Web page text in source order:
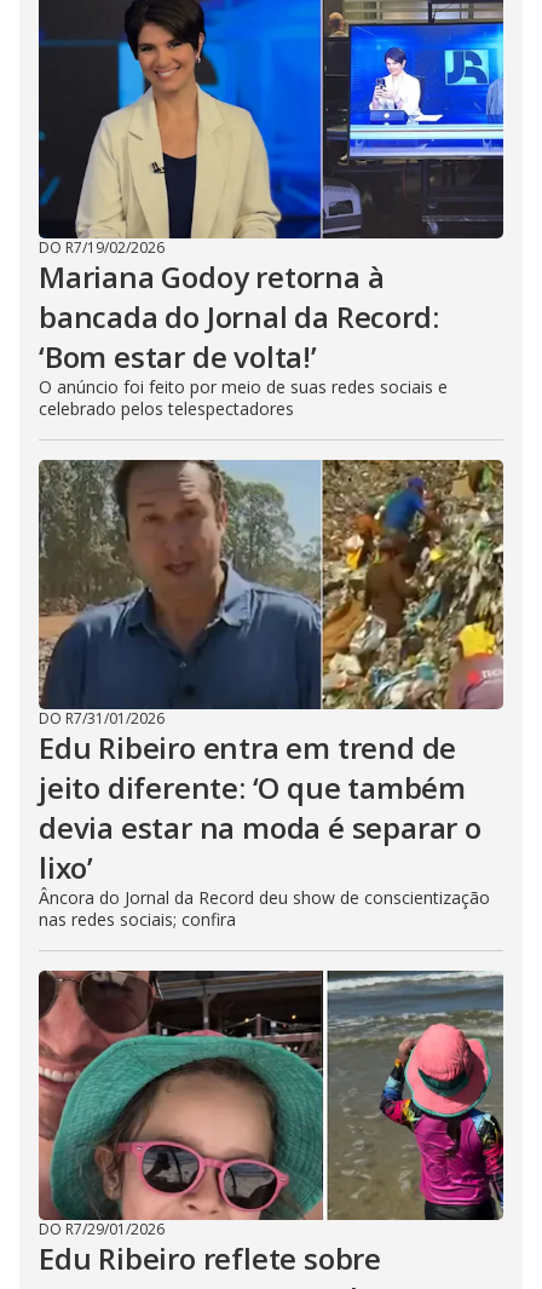
DO R7/19/02/2026
Mariana Godoy retorna à
bancada do Jornal da Record:
‘Bom estar de volta!’
O anúncio foi feito por meio de suas redes sociais e
celebrado pelos telespectadores
DO R7/31/01/2026
Edu Ribeiro entra em trend de
jeito diferente: ‘O que também
devia estar na moda é separar o
lixo’
Âncora do Jornal da Record deu show de conscientização
nas redes sociais; confira
DO R7/29/01/2026
Edu Ribeiro reflete sobre